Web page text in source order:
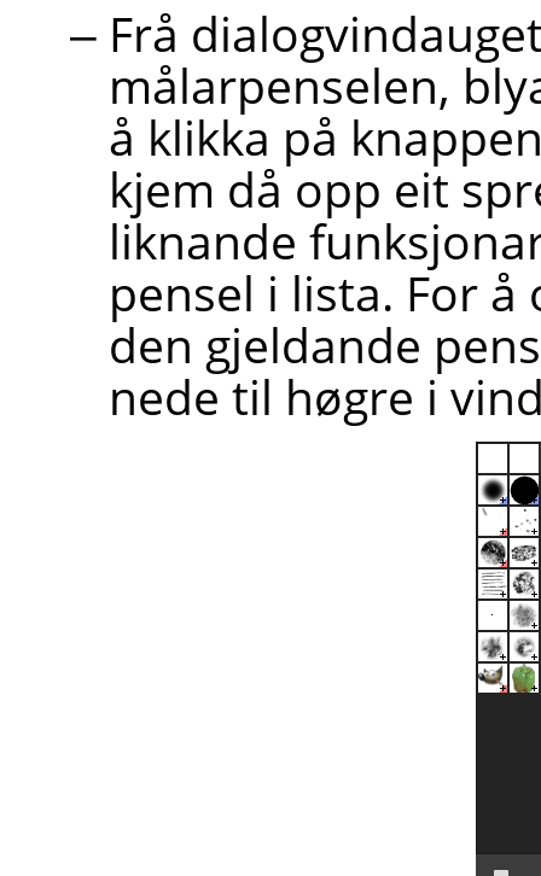
Frå
målarpenselen,
å klikka på
kjem då opp eit
liknande
pensel i lista. For
den gjeldande
nede til høgre i